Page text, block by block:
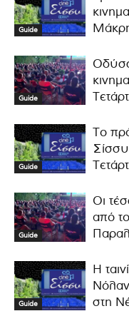
Guide
Guide
Guide
Το
Guide
Οι
από
Guide
Η
στη